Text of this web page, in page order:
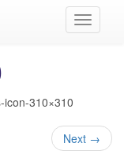
Menüyü
Aç
icon-310×310
Next →